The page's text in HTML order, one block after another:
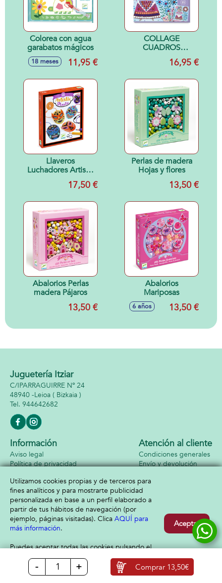
- + Comprar 13,50€
Colorea con agua
garabatos mágicos
18 meses 11,95 €
COLLAGE
CUADROS
MOSAICOS
LOVELY PETS16,95 €
Llaveros
Luchadores Artistic
Plastic17,50 €
Perlas de madera
Hojas y flores
13,50 €
Abalorios Perlas
madera Pájaros
13,50 €
Abalorios
Mariposas
6 años 13,50 €
Juguetería Itziar
C/IPARRAGUIRRE Nº 24
48940 -Leioa ( Bizkaia )
944642682
Información
Aviso legal
Política de privacidad
Atención al cliente
Condiciones generales
Envío y devolución
Formas de pago
Utilizamos cookies propias y de terceros para
fines analíticos y para mostrarte publicidad
personalizada en base a un perfil elaborado a
partir de tus hábitos de navegación (por
ejemplo, páginas visitadas). Clica AQUÍ para
más información.
Puedes aceptar todas las cookies pulsando el
botón “Aceptar” o configurarlas o rechazar su
uso clicando
AQUÍ
Aceptar